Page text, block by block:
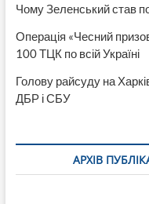
Чому Зеленський став
Операція «Чесний
100 ТЦК по всій Україні
Голову райсуду на
ДБР і СБУ
АРХІВ